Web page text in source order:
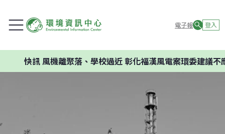
電子報 登入
風機離聚落、學校過近 彰化福漢風電案環委建議不應開發